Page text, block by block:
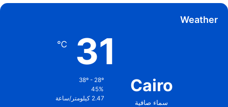
Weather
Cairo
سماء صافية
31
℃
38º - 28º
45%
2.47 كيلومتر/ساعة